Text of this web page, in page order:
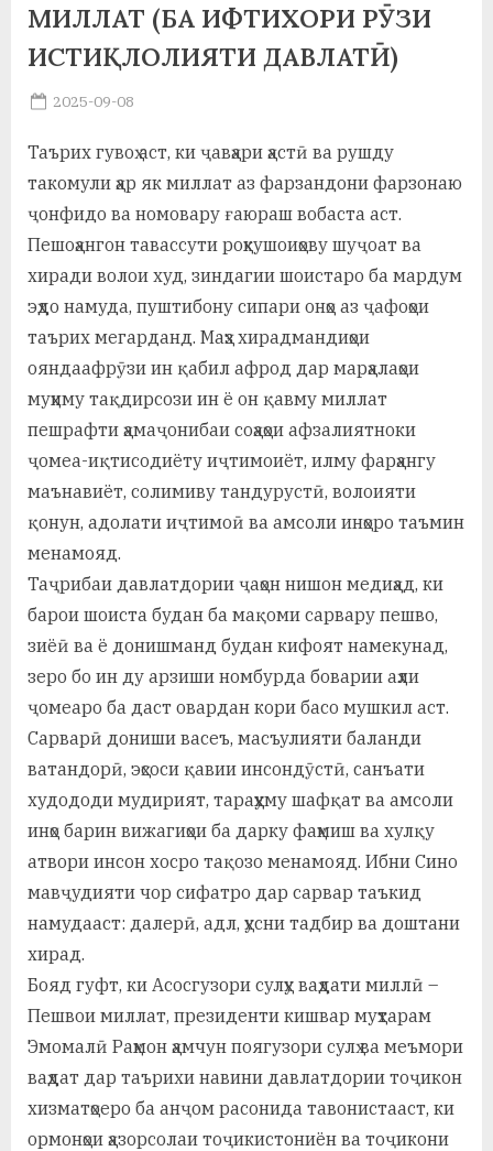
и
у
р
а
МИЛЛАТ (БА ИФТИХОРИ РӮЗИ
ИСТИҚЛОЛИЯТИ ДАВЛАТӢ)
Posted
2025-09-08
Таърих гувоҳ аст, ки ҷавҳари ҳастӣ ва рушду
такомули ҳар як миллат аз фарзандони фарзонаю
ҷонфидо ва номовару ғаюраш вобаста аст.
Пешоҳангон тавассути роҳкушоиҳову шуҷоат ва
хиради волои худ, зиндагии шоистаро ба мардум
эҳдо намуда, пуштибону сипари онҳо аз ҷафоҳои
таърих мегарданд. Маҳз хирадмандиҳои
ояндаафрӯзи ин қабил афрод дар марҳалаҳои
муҳиму тақдирсози ин ё он қавму миллат
пешрафти ҳамаҷонибаи соҳаҳои афзалиятноки
ҷомеа-иқтисодиёту иҷтимоиёт, илму фарҳангу
маънавиёт, солимиву тандурустӣ, волоияти
қонун, адолати иҷтимоӣ ва амсоли инҳоро таъмин
менамояд.
Таҷрибаи давлатдории ҷаҳон нишон медиҳад, ки
барои шоиста будан ба мақоми сарвару пешво,
зиёӣ ва ё донишманд будан кифоят намекунад,
зеро бо ин ду арзиши номбурда боварии аҳли
ҷомеаро ба даст овардан кори басо мушкил аст.
Сарварӣ дониши васеъ, масъулияти баланди
ватандорӣ, эҳсоси қавии инсондӯстӣ, санъати
худододи мудирият, тараҳҳуму шафқат ва амсоли
инҳо барин вижагиҳои ба дарку фаҳмиш ва хулқу
атвори инсон хосро тақозо менамояд. Ибни Сино
мавҷудияти чор сифатро дар сарвар таъкид
намудааст: далерӣ, адл, ҳусни тадбир ва доштани
хирад.
Бояд гуфт, ки Асосгузори сулҳу ваҳдати миллӣ –
Пешвои миллат, президенти кишвар муҳтарам
Эмомалӣ Раҳмон ҳамчун поягузори сулҳ ва меъмори
ваҳдат дар таърихи навини давлатдории тоҷикон
хизматҳоеро ба анҷом расонида тавонистааст, ки
ормонҳои ҳазорсолаи тоҷикистониён ва тоҷикони